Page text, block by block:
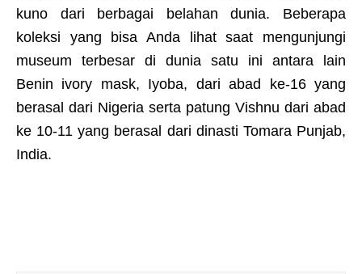
kuno dari berbagai belahan dunia. Beberapa
koleksi yang bisa Anda lihat saat mengunjungi
museum terbesar di dunia satu ini antara lain
Benin ivory mask, Iyoba, dari abad ke-16 yang
berasal dari Nigeria serta patung Vishnu dari abad
ke 10-11 yang berasal dari dinasti Tomara Punjab,
India.